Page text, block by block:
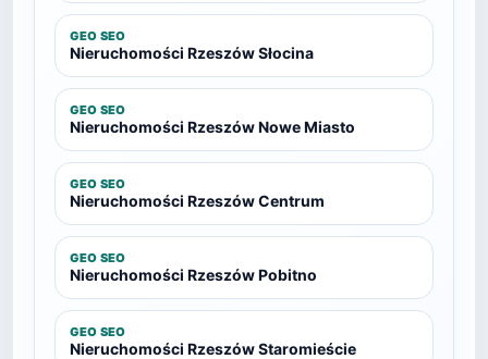
GEO SEO
Nieruchomości Rzeszów Słocina
GEO SEO
Nieruchomości Rzeszów Nowe Miasto
GEO SEO
Nieruchomości Rzeszów Centrum
GEO SEO
Nieruchomości Rzeszów Pobitno
GEO SEO
Nieruchomości Rzeszów Staromieście